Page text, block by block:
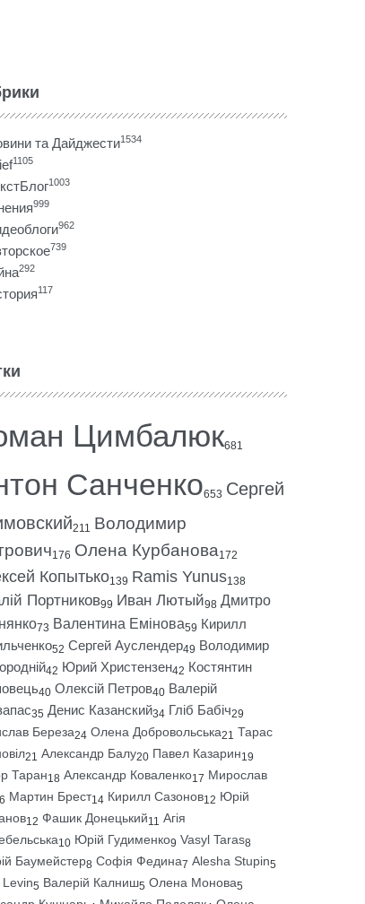
та Дайджести1534
1105
1003
999
962
739
292
117
Цимбалюк681
Санченко653 Сергей
211 Володимир
176 Олена Курбанова172
Копытько139 Ramis Yunus138
Портников99 Иван Лютый98 Дмитро
73 Валентина Емінова59 Кирилл
52 Сергей Ауслендер49 Володимир
42 Юрий Христензен42 Костянтин
40 Олексій Петров40 Валерій
35 Денис Казанский34 Гліб Бабіч29
Береза24 Олена Добровольська21 Тарас
21 Александр Балу20 Павел Казарин19
Таран18 Александр Коваленко17 Мирослав
Мартин Брест14 Кирилл Сазонов12 Юрій
12 Фашик Донецький11 Агія
10 Юрій Гудименко9 Vasyl Taras8
Баумейстер8 Софія Федина7 Alesha Stupin5
Levin5 Валерій Калниш5 Олена Монова5